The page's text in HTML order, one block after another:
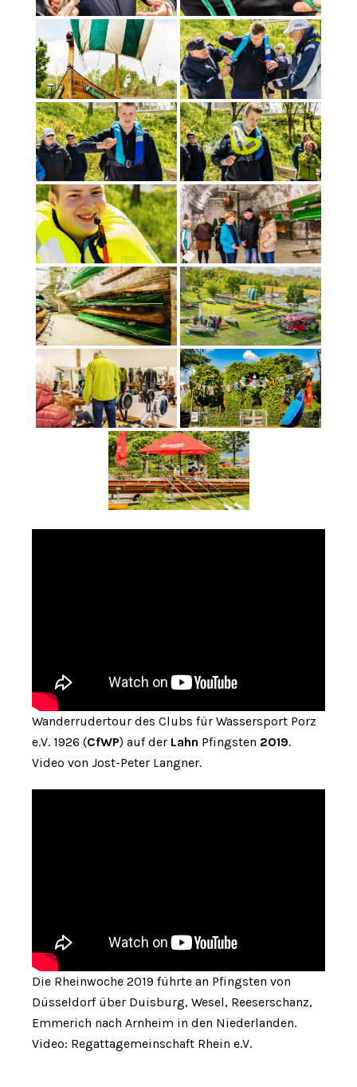
Wanderrudertour des Clubs für Wassersport Porz
e.V. 1926 (CfWP) auf der Lahn Pfingsten 2019.
Video von Jost-Peter Langner.
Die Rheinwoche 2019 führte an Pfingsten von
Düsseldorf über Duisburg, Wesel, Reeserschanz,
Emmerich nach Arnheim in den Niederlanden.
Video: Regattagemeinschaft Rhein e.V.